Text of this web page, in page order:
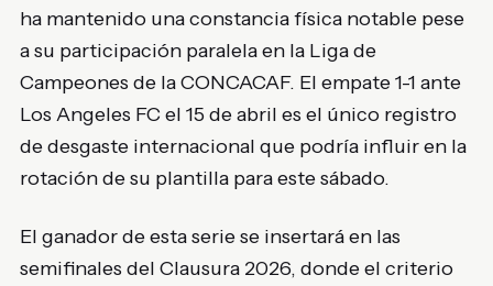
ha mantenido una constancia física notable pese
a su participación paralela en la Liga de
Campeones de la CONCACAF. El empate 1-1 ante
Los Angeles FC el 15 de abril es el único registro
de desgaste internacional que podría influir en la
rotación de su plantilla para este sábado.
El ganador de esta serie se insertará en las
semifinales del Clausura 2026, donde el criterio